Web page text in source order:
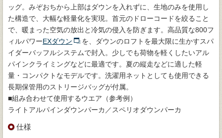
ッグ。みぞおちから上部はダウンを入れずに、生地のみを使用し
た構造で、大幅な軽量化を実現。首元のドローコードを絞ること
で、暖まった空気の放出と冷気の侵入を防ぎます。高品質な800フ
ィルパワーEXダウン
を、ダウンのロフトを最大限に生かすスパ
イダーバッフルシステムで封入。少しでも荷物を軽くしたいアル
パインクライミングなどに最適です。夏の縦走などに適した軽
量・コンパクトなモデルです。洗濯用ネットとしても使用できる
長期保管用のストリージバッグが付属。
■組み合わせて使用するウエア（参考例）
ライトアルパインダウンパーカ／スペリオダウンパーカ
仕様